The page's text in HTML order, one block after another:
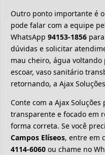
Outro ponto importante é
pode falar com a equipe
WhatsApp 94153-1856
dúvidas e solicitar
mau cheiro, água
escoar, vaso sanitário
retornando, a Ajax
Conte com a Ajax
transparente e focado em
forma correta. Se você
Campos Elíseos, entre em
4114-6060 ou chame no